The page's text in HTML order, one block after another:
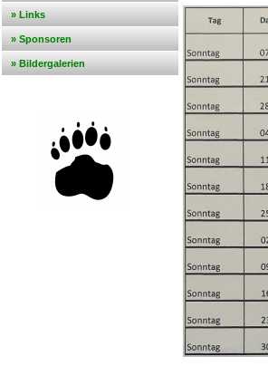
» Links
» Sponsoren
» Bildergalerien